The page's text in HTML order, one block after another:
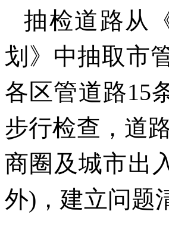
抽检道路从
划》中抽取市
各区管道路15
步行检查，道
商圈及城市出
外)，建立问题